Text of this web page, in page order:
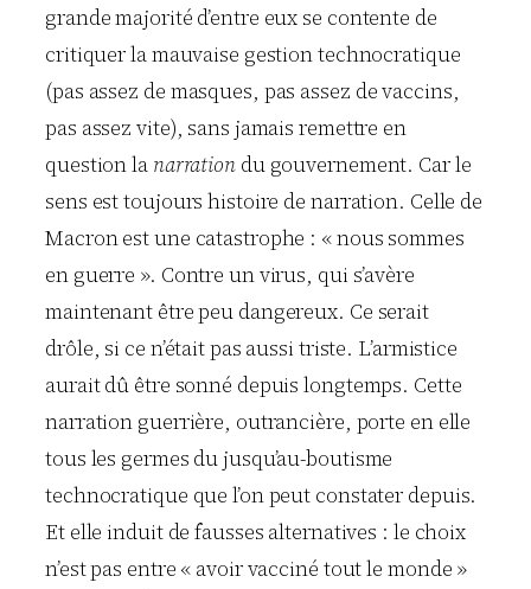
grande majorité d’entre eux se contente de
critiquer la mauvaise gestion technocratique
(pas assez de masques, pas assez de vaccins,
pas assez vite), sans jamais remettre en
question la narrationdu gouvernement. Car le
sens est toujours histoire de narration. Celle de
Macron est une catastrophe : « nous sommes
en guerre ». Contre un virus, qui s’avère
maintenant être peu dangereux. Ce serait
drôle, si ce n’était pas aussi triste. L’armistice
aurait dû être sonné depuis longtemps. Cette
narration guerrière, outrancière, porte en elle
tous les germes du jusqu’au-boutisme
technocratique que l’on peut constater depuis.
Et elle induit de fausses alternatives : le choix
n’est pas entre « avoir vacciné tout le monde »